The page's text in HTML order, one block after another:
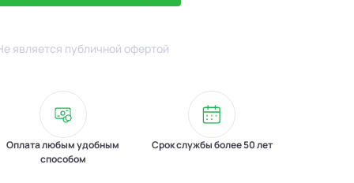
является публичной офертой
Оплата любым удобным
способом
Срок службы более 50 лет